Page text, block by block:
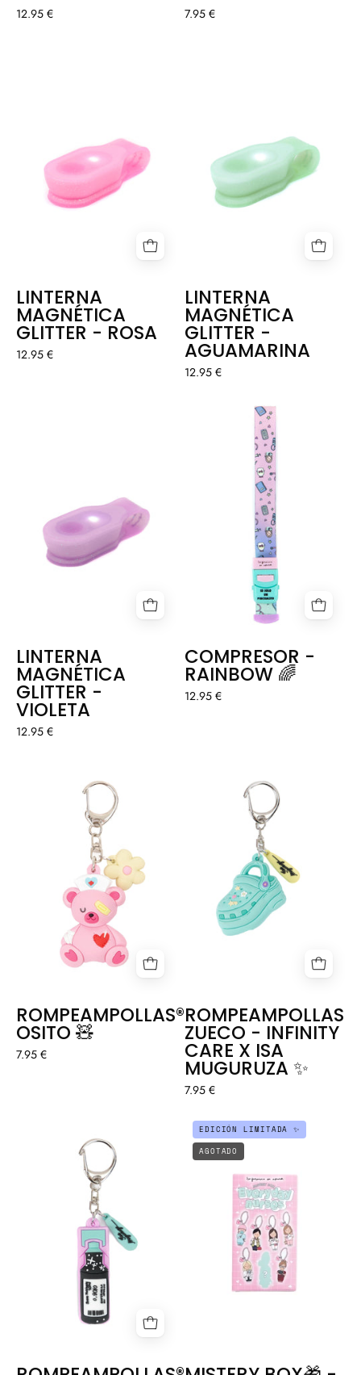
12.95 € 7.95 €
LINTERNA
MAGNÉTICA
GLITTER - ROSA
12.95 €
LINTERNA
MAGNÉTICA
GLITTER -
AGUAMARINA
12.95 €
LINTERNA
MAGNÉTICA
GLITTER -
VIOLETA
12.95 €
COMPRESOR
-
RAINBOW
🌈
COMPRESOR -
RAINBOW 🌈
12.95 €
OSITO
ROMPEAMPOLLAS®
OSITO 🧸
7.95 €
ZUECO
INFINITY
CARE
X
ISA
MUGURUZA
✨
ROMPEAMPOLLAS®
ZUECO - INFINITY
CARE X ISA
MUGURUZA ✨
7.95 €
ROMPEAMPOLLAS®
SUERO
INFINITY
CARE
X
ISA
MUGURUZA
✨
MISTERY
BOX
-
EVERYDAY
NURSES
EDICIÓN LIMITADA ✨
AGOTADO